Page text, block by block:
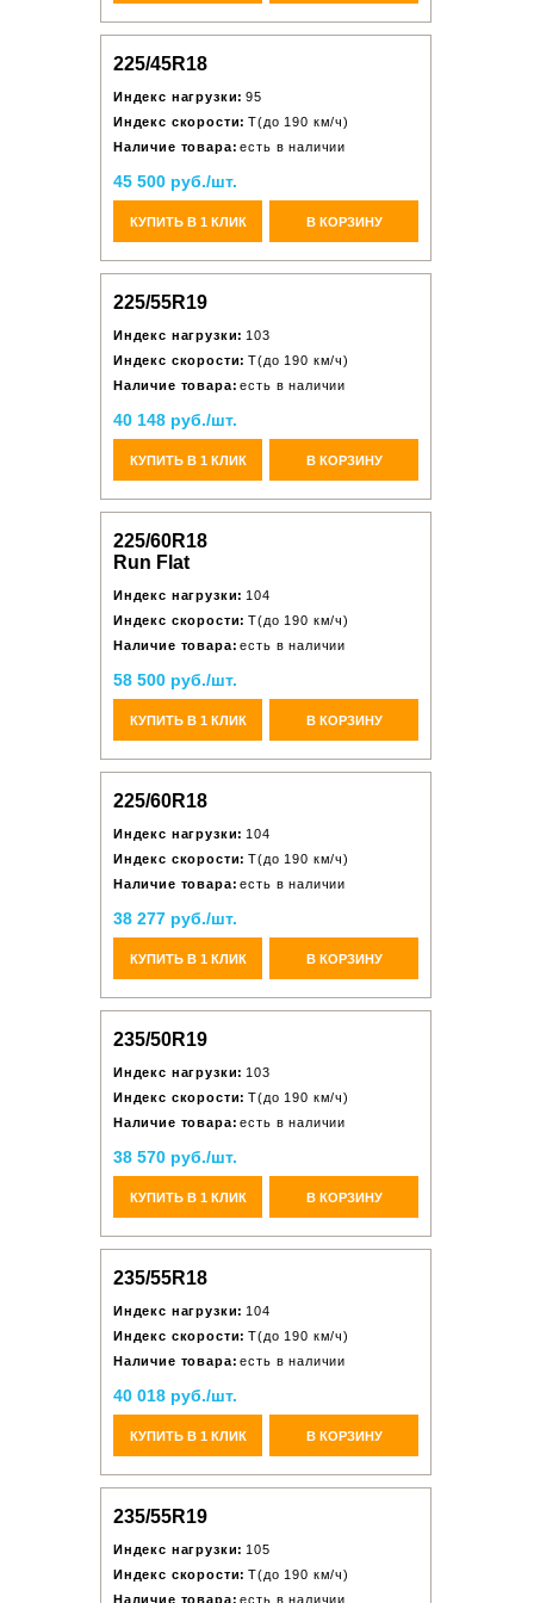
225/45R18
Индекс нагрузки: 95
Индекс скорости: T(до 190 км/ч)
Наличие товара: есть в наличии
45 500 руб./шт.
КУПИТЬ В 1 КЛИК В КОРЗИНУ
225/55R19
Индекс нагрузки: 103
Индекс скорости: T(до 190 км/ч)
Наличие товара: есть в наличии
40 148 руб./шт.
КУПИТЬ В 1 КЛИК В КОРЗИНУ
225/60R18
Run Flat
Индекс нагрузки: 104
Индекс скорости: T(до 190 км/ч)
Наличие товара: есть в наличии
58 500 руб./шт.
КУПИТЬ В 1 КЛИК В КОРЗИНУ
225/60R18
Индекс нагрузки: 104
Индекс скорости: T(до 190 км/ч)
Наличие товара: есть в наличии
38 277 руб./шт.
КУПИТЬ В 1 КЛИК В КОРЗИНУ
235/50R19
Индекс нагрузки: 103
Индекс скорости: T(до 190 км/ч)
Наличие товара: есть в наличии
38 570 руб./шт.
КУПИТЬ В 1 КЛИК В КОРЗИНУ
235/55R18
Индекс нагрузки: 104
Индекс скорости: T(до 190 км/ч)
Наличие товара: есть в наличии
40 018 руб./шт.
КУПИТЬ В 1 КЛИК В КОРЗИНУ
235/55R19
Индекс нагрузки: 105
Индекс скорости: T(до 190 км/ч)
Наличие товара: есть в наличии